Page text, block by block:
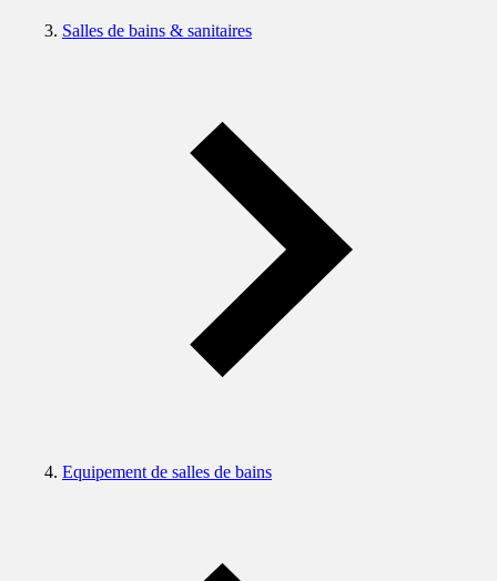
Salles de bains & sanitaires
Equipement de salles de bains